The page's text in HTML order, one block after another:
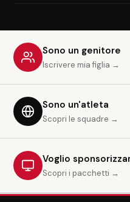
Sono un genitore
Iscrivere mia figlia →
Sono un'atleta
Scopri le squadre →
Voglio
Scopri i pacchetti →